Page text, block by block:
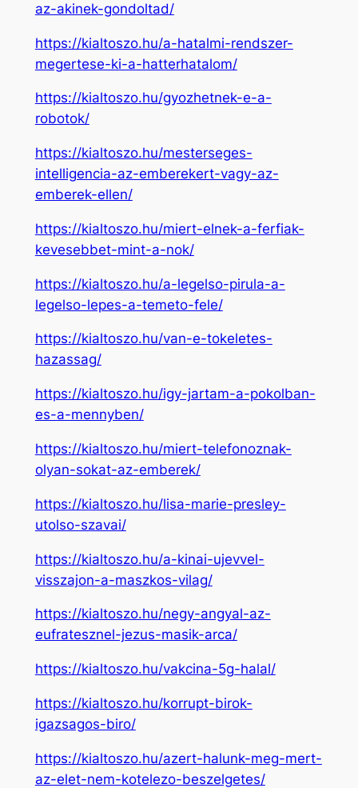
az-akinek-gondoltad/
https://kialtoszo.hu/a-hatalmi-rendszer-
megertese-ki-a-hatterhatalom/
https://kialtoszo.hu/gyozhetnek-e-a-
robotok/
https://kialtoszo.hu/mesterseges-
intelligencia-az-emberekert-vagy-az-
emberek-ellen/
https://kialtoszo.hu/miert-elnek-a-ferfiak-
kevesebbet-mint-a-nok/
https://kialtoszo.hu/a-legelso-pirula-a-
legelso-lepes-a-temeto-fele/
https://kialtoszo.hu/van-e-tokeletes-
hazassag/
https://kialtoszo.hu/igy-jartam-a-pokolban-
es-a-mennyben/
https://kialtoszo.hu/miert-telefonoznak-
olyan-sokat-az-emberek/
https://kialtoszo.hu/lisa-marie-presley-
utolso-szavai/
https://kialtoszo.hu/a-kinai-ujevvel-
visszajon-a-maszkos-vilag/
https://kialtoszo.hu/negy-angyal-az-
eufratesznel-jezus-masik-arca/
https://kialtoszo.hu/vakcina-5g-halal/
https://kialtoszo.hu/korrupt-birok-
igazsagos-biro/
https://kialtoszo.hu/azert-halunk-meg-mert-
az-elet-nem-kotelezo-beszelgetes/